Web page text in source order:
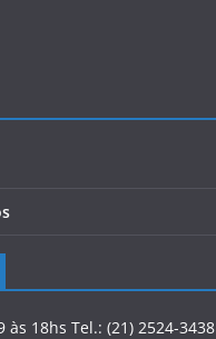
às 18hs Tel.: (21) 2524-3438